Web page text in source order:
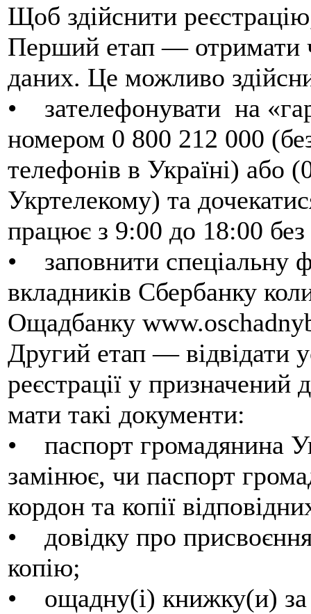
Щоб здійснити
Перший етап — отримати
даних. Це можливо
• зателефонувати на
номером 0 800 212 000
телефонів в Україні) або
Укртелекому) та
працює з 9:00 до 18:00 без
• заповнити спеціальну
вкладників Сбербанку
Ощадбанку
Другий етап — відвідати
реєстрації у призначений
мати такі документи:
• паспорт громадянина
замінює, чи паспорт
кордон та копії
• довідку про присвоєння
копію;
• ощадну(і) книжку(и) за